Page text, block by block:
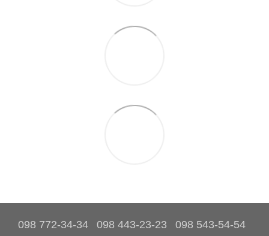
098 772-34-34 098 443-23-23
098 543-54-54